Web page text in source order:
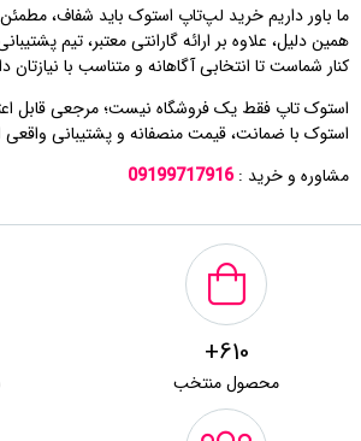
ما باور داریم خرید لپ‌تاپ استوک باید شفاف،
همین دلیل، علاوه بر ارائه گارانتی معتبر، تیم
کنار شماست تا انتخابی آگاهانه و متناسب با نیازتان
استوک تاپ فقط یک فروشگاه نیست؛ مرجعی قابل
استوک با ضمانت، قیمت منصفانه و پشتیبانی
مشاوره و خرید :09199717916
610+
محصول منتخب